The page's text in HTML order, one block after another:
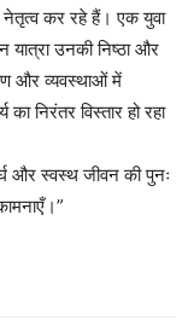
कर रहे हैं। एक युवा
उनकी निष्ठा और
और व्यवस्थाओं में
निरंतर विस्तार हो रहा
और स्वस्थ जीवन की पुनः